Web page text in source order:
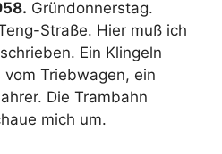
Gründonnerstag.
Straße. Hier muß ich
Ein Klingeln
Triebwagen, ein
Die Trambahn
mich um.